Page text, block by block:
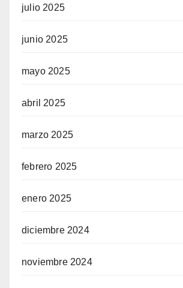
julio 2025
junio 2025
mayo 2025
abril 2025
marzo 2025
febrero 2025
enero 2025
diciembre 2024
noviembre 2024